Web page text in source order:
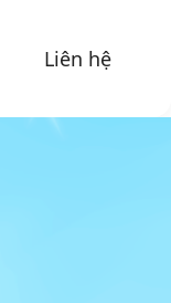
Liên hệ